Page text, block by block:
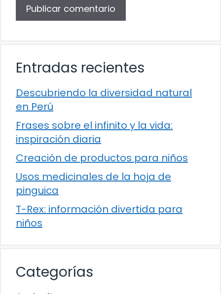
Entradas recientes
Descubriendo la diversidad natural
en Perú
Frases sobre el infinito y la vida:
inspiración diaria
Creación de productos para niños
Usos medicinales de la hoja de
pinguica
T-Rex: información divertida para
niños
Categorías